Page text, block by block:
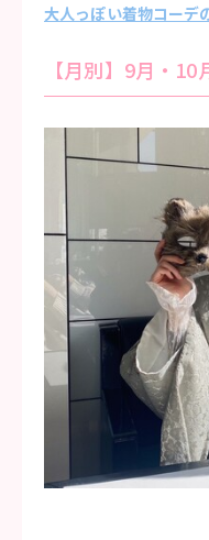
大人っぽい着物コーデ
【月別】9月・